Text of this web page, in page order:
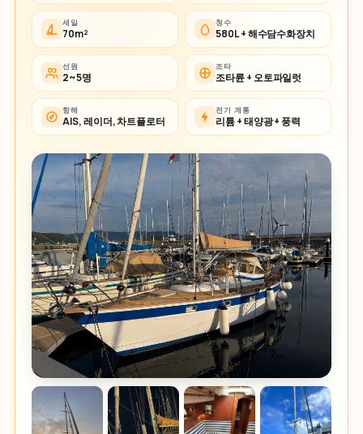
세일
70m²
청수
580L + 해수담수화장치
선원
2~5명
조타
조타륜 + 오토파일럿
항해
AIS, 레이더, 차트플로터
전기 계통
리튬 + 태양광 + 풍력